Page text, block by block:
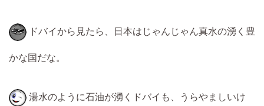
ドバイから見たら、日本はじゃんじゃん真水の湧く豊
かな国だな。
湯水のように石油が湧くドバイも、うらやましいけ